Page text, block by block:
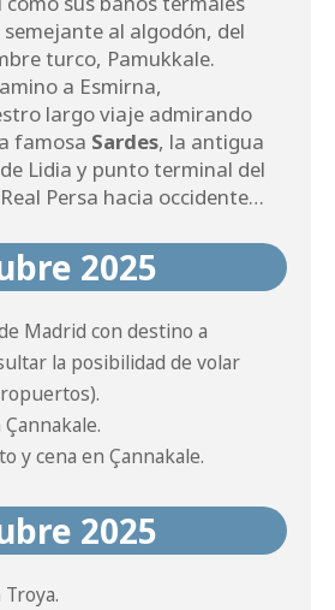
al algodón, del
turco, Pamukkale.
a Esmirna,
largo viaje admirando
famosa Sardes, la antigua
Lidia y punto terminal del
Persa hacia occidente…
2025
Madrid con destino a
la posibilidad de volar
y cena en Çannakale.
2025
Troya.